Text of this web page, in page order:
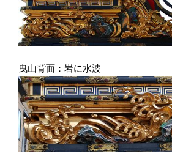
曳山背面：岩に水波